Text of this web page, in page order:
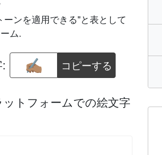
ンを適用できる"と表として
ム.
コピーする
トフォームでの絵文字